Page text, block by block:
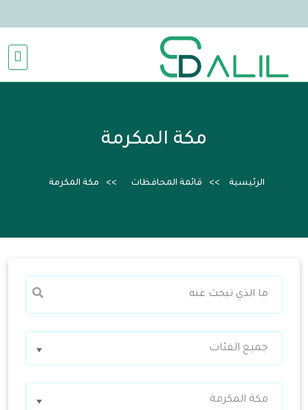
مكة المكرمة
الرئيسية قائمة المحافظات مكة المكرمة
جميع الفئات
مكة المكرمة